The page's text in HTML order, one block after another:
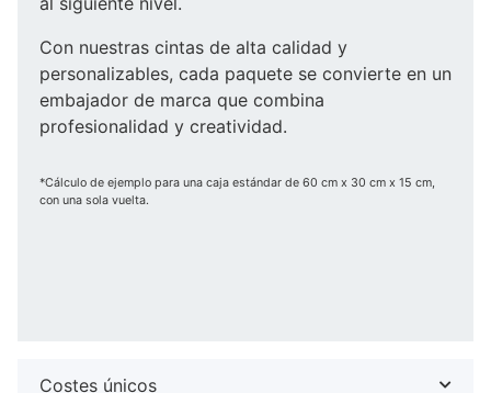
Con nuestras cintas de alta calidad y
personalizables, cada paquete se convierte en un
embajador de marca que combina
profesionalidad y creatividad.
*Cálculo de ejemplo para una caja estándar de 60 cm x 30 cm x 15 cm,
con una sola vuelta.
Costes únicos